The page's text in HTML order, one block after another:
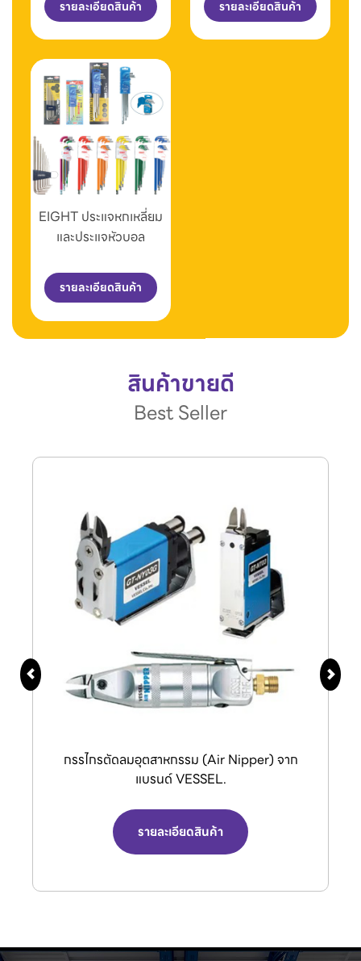
รายละเอียดสินค้า รายละเอียดสินค้า
EIGHT ประแจหกเหลี่ยม
และประแจหัวบอล
รายละเอียดสินค้า
สินค้าขายดี
Best Seller
กรรไกรตัดลมอุตสาหกรรม (Air Nipper) จาก
แบรนด์ VESSEL.
รายละเอียดสินค้า